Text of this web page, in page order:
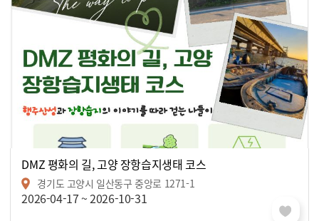
DMZ 평화의 길, 고양 장항습지생태 코스
경기도 고양시 일산동구 중앙로 1271-1
2026-04-17 ~ 2026-10-31